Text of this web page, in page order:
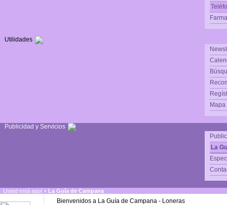
Utilidades
Publicidad y Servicios
La
Usted está aquí » La Guía de Campana
Bienvenidos a La Guía de Campana - Loneras